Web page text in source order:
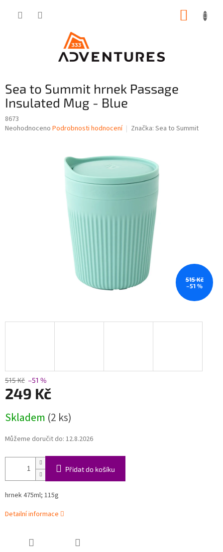
Sea to Summit hrnek Passage
Insulated Mug - Blue
8673
Průměrné
Neohodnoceno Podrobnosti hodnocení Značka: Sea to Summit
515 Kč
–51 %
515 Kč –51 %
249 Kč
cena:
Skladem (2 ks)
Můžeme doručit do: 12.8.2026
Přidat do košíku
hrnek 475ml; 115g
Detailní informace